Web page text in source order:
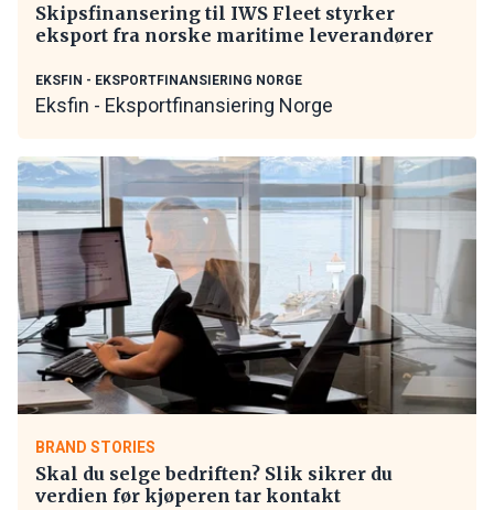
Skipsfinansering til IWS Fleet styrker
eksport fra norske maritime leverandører
EKSFIN - EKSPORTFINANSIERING NORGE
Eksfin - Eksportfinansiering Norge
BRAND STORIES
Skal du selge bedriften? Slik sikrer du
verdien før kjøperen tar kontakt